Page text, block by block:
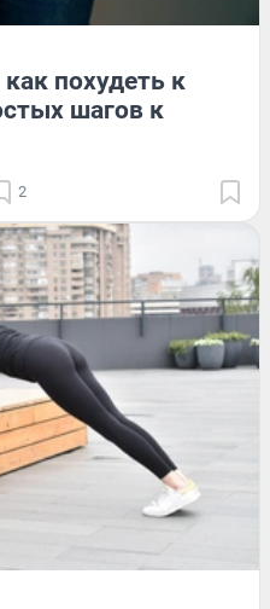
похудеть к
шагов к
2